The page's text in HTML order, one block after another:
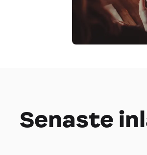
Senaste